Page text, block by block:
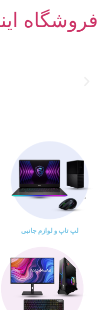
فروشگاه
لپ تاپ و لوازم جانبی